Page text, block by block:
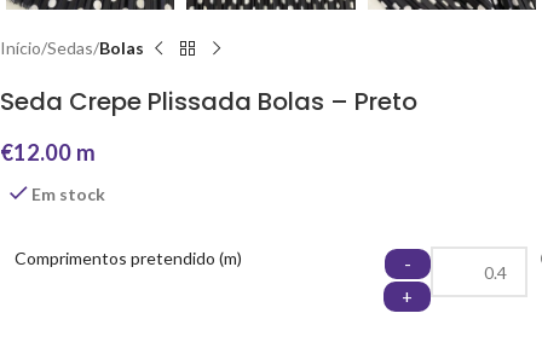
Início Sedas Bolas
Seda Crepe Plissada Bolas – Preto
€12.00 m
Em stock
Comprimentos pretendido (m)
-
+